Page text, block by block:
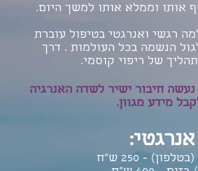
אותו וממלא אותו למשך היום.
רגשי ואנרגטי בטיפול עוברת
הנשמה בכל העולמות . דרך
של ריפוי קוסמי.
נעשה חיבור ישיר לשדה האנרגיה
מידע מגוון.
טי:
- 250 ש"ח